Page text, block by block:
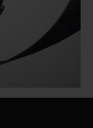
스피릿 오브 빅
온라인 익스클